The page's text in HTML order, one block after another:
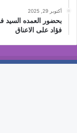
أكتوبر 29, 2025
بحضور العمده السيد
فؤاد على الاعناق